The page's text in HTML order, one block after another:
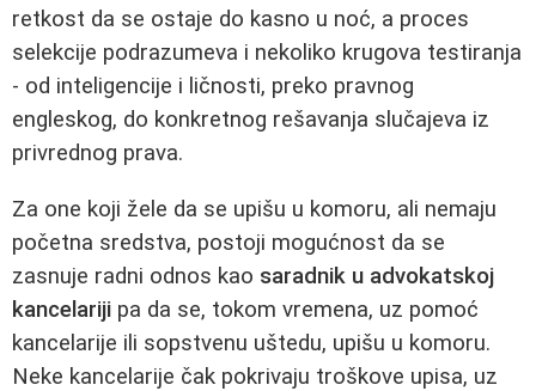
retkost da se ostaje do kasno u noć, a proces
selekcije podrazumeva i nekoliko krugova testiranja
- od inteligencije i ličnosti, preko pravnog
engleskog, do konkretnog rešavanja slučajeva iz
privrednog prava.
Za one koji žele da se upišu u komoru, ali nemaju
početna sredstva, postoji mogućnost da se
zasnuje radni odnos kao saradnik u advokatskoj
kancelariji pa da se, tokom vremena, uz pomoć
kancelarije ili sopstvenu uštedu, upišu u komoru.
Neke kancelarije čak pokrivaju troškove upisa, uz